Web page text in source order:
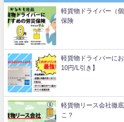
軽貨物ドライバー（
保険
軽貨物ドライバーに
10円/L引き】
軽貨物リース会社徹
こ？